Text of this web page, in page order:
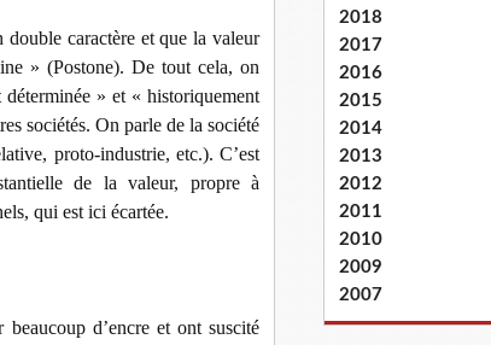
double caractère et que la valeur
» (Postone). De tout cela, on
» et « historiquement
sociétés. On parle de la société
proto-industrie, etc.). C’est
de la valeur, propre à
qui est ici écartée.
d’encre et ont suscité
2018
2017
2016
2015
2014
2013
2012
2011
2010
2009
2007